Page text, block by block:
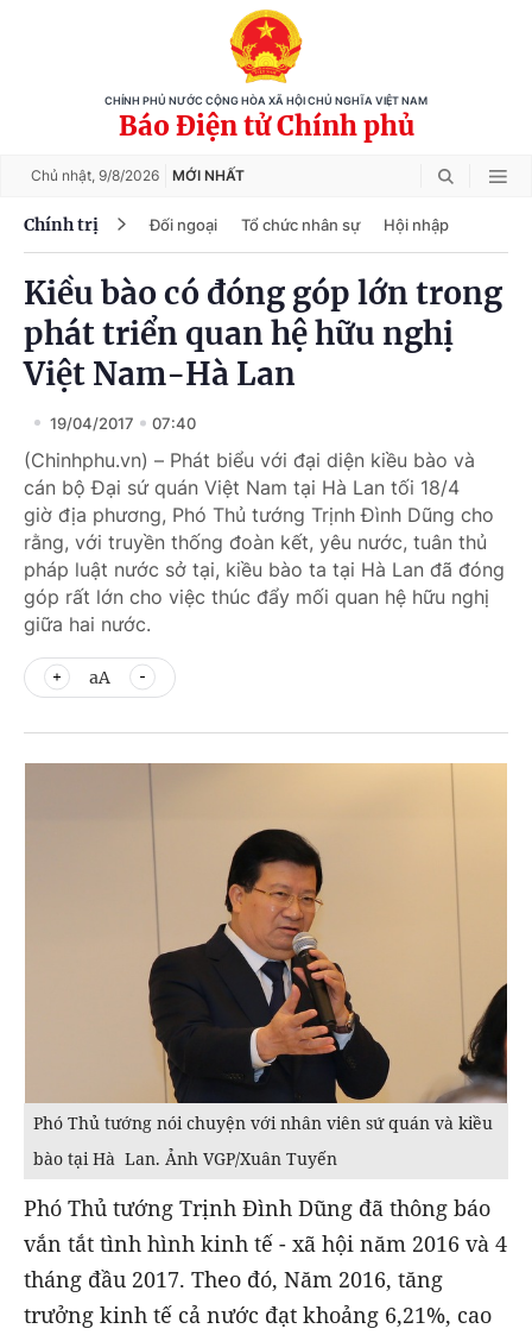
CHÍNH PHỦ NƯỚC CỘNG HÒA XÃ HỘI CHỦ NGHĨA VIỆT NAM
Báo Điện tử Chính phủ
Chủ nhật, 9/8/2026 MỚI NHẤT
Chính trị Đối ngoại Tổ chức nhân sự Hội nhập
Kiều bào có đóng góp lớn trong
phát triển quan hệ hữu nghị
Việt Nam-Hà Lan
19/04/2017 07:40
(Chinhphu.vn) – Phát biểu với đại diện kiều bào và
cán bộ Đại sứ quán Việt Nam tại Hà Lan tối 18/4
giờ địa phương, Phó Thủ tướng Trịnh Đình Dũng cho
rằng, với truyền thống đoàn kết, yêu nước, tuân thủ
pháp luật nước sở tại, kiều bào ta tại Hà Lan đã đóng
góp rất lớn cho việc thúc đẩy mối quan hệ hữu nghị
giữa hai nước.
aA
Phó Thủ tướng nói chuyện với nhân viên sứ quán và kiều
bào tại Hà Lan. Ảnh VGP/Xuân Tuyến
Phó Thủ tướng Trịnh Đình Dũng đã thông báo
vắn tắt tình hình kinh tế - xã hội năm 2016 và 4
tháng đầu 2017. Theo đó, Năm 2016, tăng
trưởng kinh tế cả nước đạt khoảng 6,21%, cao